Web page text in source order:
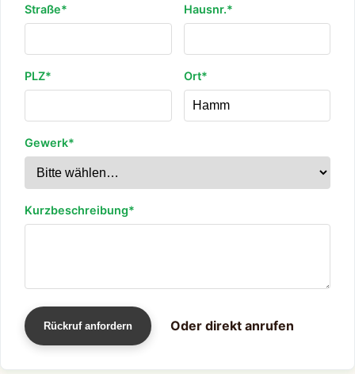
Straße* Hausnr.*
PLZ* Ort*
Gewerk*
Kurzbeschreibung*
Rückruf anfordern Oder direkt anrufen